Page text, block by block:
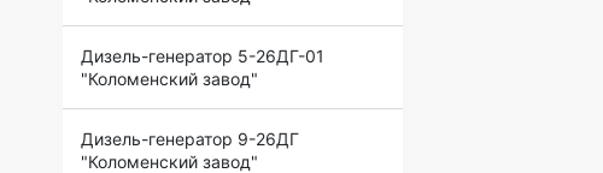
Дизель-генератор 5-26ДГ-01
"Коломенский завод"
Дизель-генератор 9-26ДГ
"Коломенский завод"